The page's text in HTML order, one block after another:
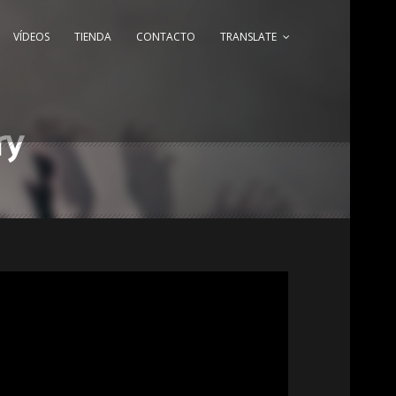
VÍDEOS TIENDA CONTACTO TRANSLATE